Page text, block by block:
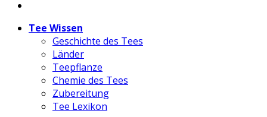
Tee Wissen
Geschichte des Tees
Länder
Teepflanze
Chemie des Tees
Zubereitung
Tee Lexikon